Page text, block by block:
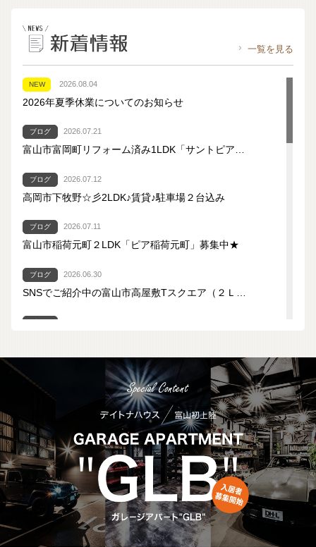
一覧を見る
NEW 2026.08.04
2026年夏季休業についてのお知らせ
ブログ 2026.07.21
富山市富岡町リフォーム済み1LDK「サントピア…
ブログ 2026.07.12
高岡市下牧野☆彡2LDK♪賃貸♪駐車場２台込み
ブログ 2026.07.11
富山市稲荷元町２LDK「ピア稲荷元町」募集中★
ブログ 2026.06.30
SNSでご紹介中の富山市高屋敷Tスクエア（２Ｌ…
【新着賃貸物件】ア・ラ・モード Ａ
2026.06.06
光陽興産富山店 ご来店時の駐車場のご案内
2026.06.06
2026年7月4日（土）臨時休業のご案内【賃貸…
ブログ 2026.05.23
富山市婦中町速星のワンルーム「プライムコート」…